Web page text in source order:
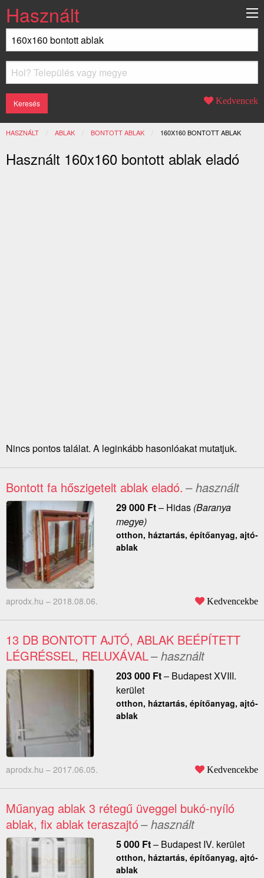
Használt
Kedvencek
HASZNÁLT ABLAK BONTOTT ABLAK JELENLEGI:
160X160 BONTOTT ABLAK
Használt 160x160 bontott ablak eladó
Nincs pontos találat. A leginkább hasonlóakat mutatjuk.
Bontott fa hőszigetelt ablak eladó. – használt
29 000 Ft– Hidas(Baranya
megye)
otthon, háztartás, építőanyag, ajtó-
ablak
aprodx.hu – 2018.08.06. Kedvencekbe
13 DB BONTOTT AJTÓ, ABLAK BEÉPÍTETT
LÉGRÉSSEL, RELUXÁVAL– használt
203 000 Ft– Budapest XVIII.
kerület
otthon, háztartás, építőanyag, ajtó-
ablak
aprodx.hu – 2017.06.05. Kedvencekbe
Műanyag ablak 3 rétegű üveggel bukó-nyíló
ablak, fix ablak teraszajtó– használt
5 000 Ft– Budapest IV. kerület
otthon, háztartás, építőanyag, ajtó-
ablak